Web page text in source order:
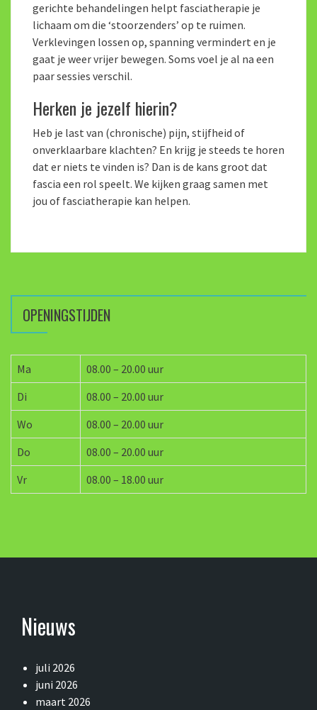
gerichte behandelingen helpt fasciatherapie je
lichaam om die ‘stoorzenders’ op te ruimen.
Verklevingen lossen op, spanning vermindert en je
gaat je weer vrijer bewegen. Soms voel je al na een
paar sessies verschil.
Herken je jezelf hierin?
Heb je last van (chronische) pijn, stijfheid of
onverklaarbare klachten? En krijg je steeds te horen
dat er niets te vinden is? Dan is de kans groot dat
fascia een rol speelt. We kijken graag samen met
jou of fasciatherapie kan helpen.
OPENINGSTIJDEN
Ma
08.00 – 20.00 uur
Di
08.00 – 20.00 uur
Wo
08.00 – 20.00 uur
Do
08.00 – 20.00 uur
Vr
08.00 – 18.00 uur
Nieuws
juli 2026
juni 2026
maart 2026